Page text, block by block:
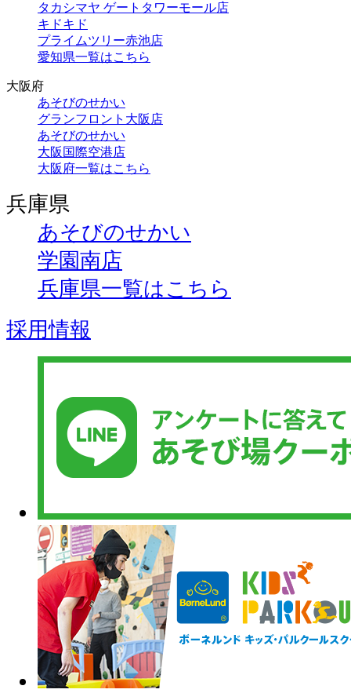
タカシマヤ ゲートタワーモール店
キドキド
プライムツリー赤池店
愛知県一覧はこちら
大阪府
あそびのせかい
グランフロント大阪店
あそびのせかい
大阪国際空港店
大阪府一覧はこちら
兵庫県
あそびのせかい
学園南店
兵庫県一覧はこちら
採用情報